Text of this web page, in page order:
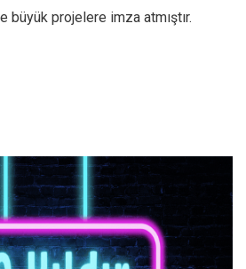
büyük projelere imza atmıştır.